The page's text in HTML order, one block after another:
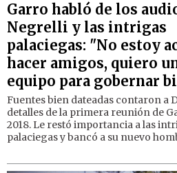
Garro habló de los
Negrelli y las intrigas
palaciegas: "No estoy
hacer amigos, quiero
equipo para gobernar
Fuentes bien dateadas contaron a
detalles de la primera reunión de
2018. Le restó importancia a las
palaciegas y bancó a su nuevo